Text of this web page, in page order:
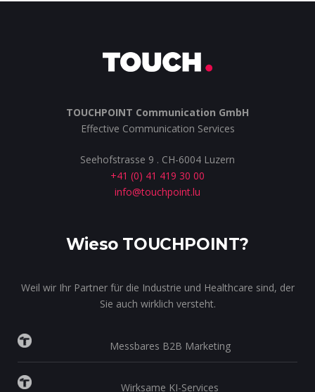
TOUCHPOINT Communication GmbH
Effective Communication Services
Seehofstrasse 9 . CH-6004 Luzern
+41 (0) 41 419 30 00
info@touchpoint.lu
Wieso TOUCHPOINT?
Weil wir Ihr Partner für die Industrie und Healthcare sind, der
Sie auch wirklich versteht.
Messbares B2B Marketing
Wirksame KI-Services